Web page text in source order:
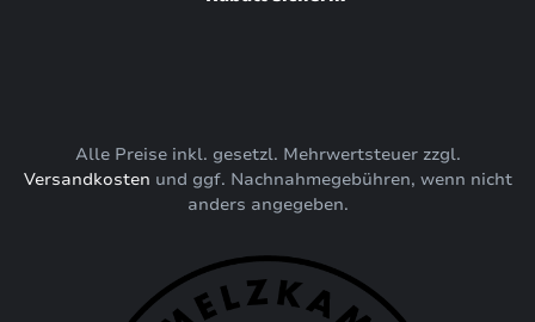
Alle Preise inkl. gesetzl. Mehrwertsteuer zzgl.
Versandkosten und ggf. Nachnahmegebühren, wenn nicht
anders angegeben.